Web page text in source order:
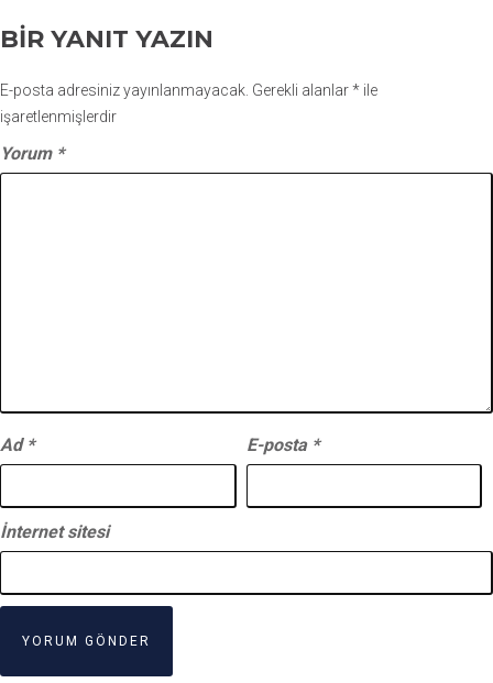
BIR YANIT YAZIN
E-posta adresiniz yayınlanmayacak. Gerekli alanlar* ile
işaretlenmişlerdir
Yorum *
Ad * E-posta *
İnternet sitesi